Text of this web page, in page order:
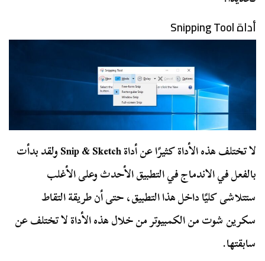
أداة Snipping Tool
لا تختلف هذه الأداة كثيرًا عن أداة Snip & Sketch ولقد بدأت
بالفعل في الاندماج في التطبيق الأحدث وعلى الأغلب
ستتلاشى كليًا داخل هذا التطبيق، حتى أن طريقة التقاط
سكرين شوت من الكمبيوتر من خلال هذه الأداة لا تختلف عن
سابقتها.